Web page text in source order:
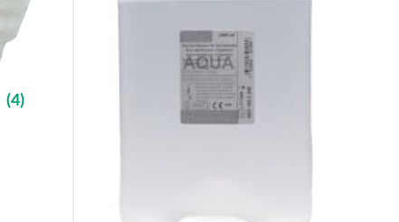
(4)